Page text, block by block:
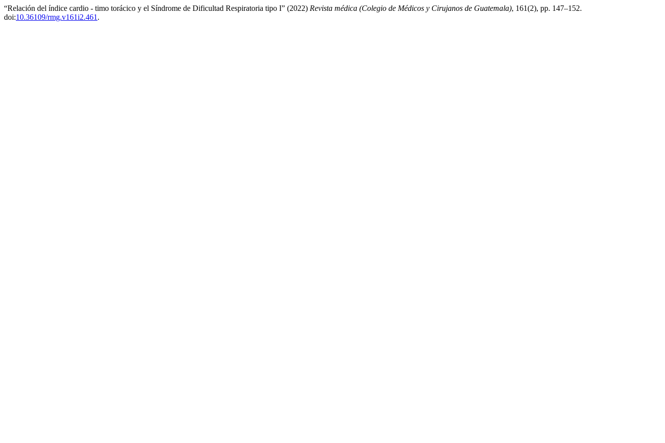
“Relación del índice cardio - timo torácico y el Síndrome de Dificultad Respiratoria tipo I” (2022) Revista médica (Colegio de Médicos y Cirujanos de Guatemala), 161(2), pp. 147–152.
doi:10.36109/rmg.v161i2.461 .